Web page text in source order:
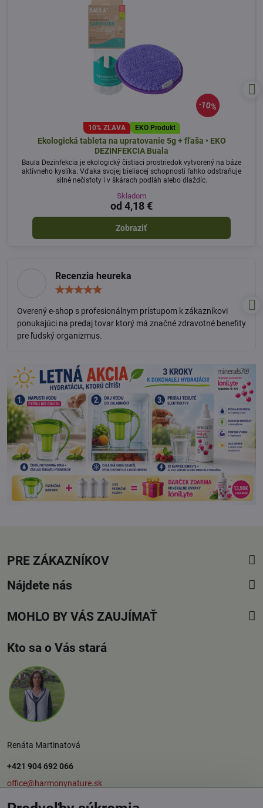
10%
10% ZĽAVA EKO Produkt
Ekologická tableta na upratovanie 5g + fľaša • EKO
DEZINFEKCIA Buala
Baula Dezinfekcia je ekologický čistiaci prostriedok vytvorený na báze
aktívneho kyslíka. Vďaka svojej bieliacej schopnosti ľahko odstraňuje
silné nečistoty i v škárach podláh alebo dlaždíc.
Skladom
od 4,18 €
Zobraziť
Recenzia heureka
5
Overený e-shop s profesionálnym prístupom k zákazníkovi
ponukajúci na predaj tovar ktorý má značné zdravotné benefity
pre ľudský organizmus.
PRE ZÁKAZNÍKOV
Nájdete nás
MOHLO BY VÁS ZAUJÍMAŤ
Kto sa o Vás stará
Renáta Martinatová
+421 904 692 066
office@harmonynature.sk